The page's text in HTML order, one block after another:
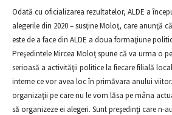
Odată cu oficializarea rezultatelor, ALDE a
alegerile din 2020 – susţine Moloţ, care anunţă
este de a face din ALDE a doua formaţiune
Preşedintele Mircea Moloţ spune că va urma o
serioasă a activităţii politice la fiecare filială
interne ce vor avea loc în primăvara anului
organizaţii pe care nu le vom lăsa pe mâna
să organizeze ei alegeri. Sunt preşedinţi care n-